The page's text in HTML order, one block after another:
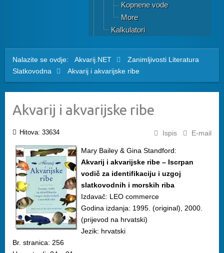
Kopnene vode
More
Kalkulatori
Nalazite se ovdje: Akvarij.NET Zanimljivosti Literatura
Slatkovodna
Akvarij i akvarijske ribe
Akvarij i akvarijske ribe
Ispis E-mail
Hitova: 33634
Mary Bailey & Gina Standford:
Akvarij i akvarijske ribe – Iscrpan
vodič za identifikaciju i uzgoj
slatkovodnih i morskih riba
Izdavač: LEO commerce
Godina izdanja: 1995. (original), 2000.
(prijevod na hrvatski)
Jezik: hrvatski
Br. stranica: 256